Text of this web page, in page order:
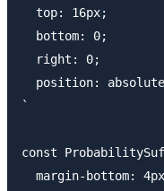
  top: 16px;
  bottom: 0;
  right: 0;
position:
`
const
margin-bottom: